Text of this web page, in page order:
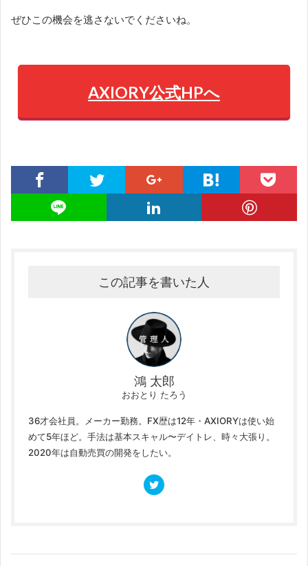
ぜひこの機会を逃さないでくださいね。
AXIORY公式HPへ
この記事を書いた人
鴻 太郎
おおとり たろう
36才会社員。メーカー勤務。FX歴は12年・AXIORYは使い始
めて5年ほど。手法は基本スキャル〜デイトレ、時々大張り。
2020年は自動売買の開発をしたい。